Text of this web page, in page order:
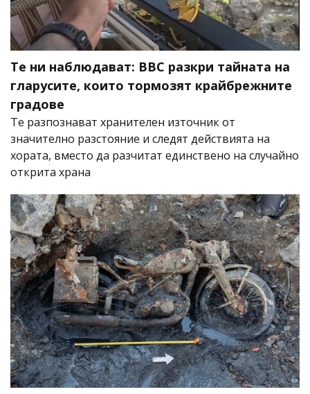
Те ни наблюдават: BBC разкри тайната на
гларусите, които тормозят крайбрежните
градове
Те разпознават хранителен източник от
значително разстояние и следят действията на
хората, вместо да разчитат единствено на случайно
открита храна